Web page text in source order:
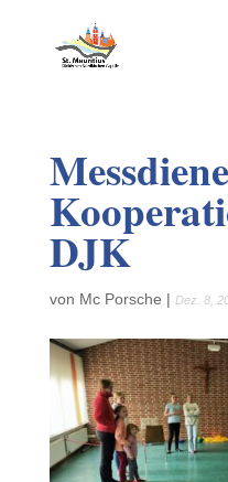
DJK
von Mc Porsche | Dez. 8,